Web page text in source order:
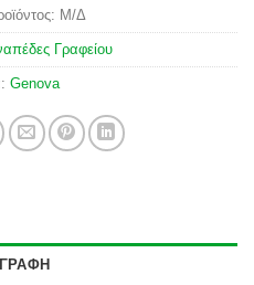
Μ/Δ
Γραφείου
Genova